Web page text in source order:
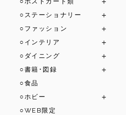
○ステーショナリー
○ファッション
○インテリア
○ダイニング
○書籍･図録
○食品
○ホビー
○WEB限定